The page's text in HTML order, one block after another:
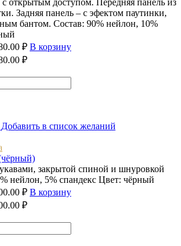
открытым доступом. Передняя панель из
Задняя панель – с эфектом паутинки,
бантом. Состав: 90% нейлон, 10%
₽ В корзину
₽
Добавить в список желаний
закрытой спиной и шнуровкой
нейлон, 5% спандекс Цвет: чёрный
₽ В корзину
₽